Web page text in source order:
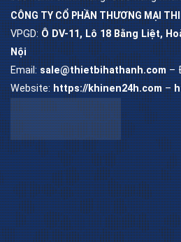
CÔNG TY CỔ PHẦN THƯƠNG MẠI
VPGD: Ô DV-11, Lô 18 Bằng Liệt,
Nội
Email:sale@thietbihathanh.com–
Website: https://khinen24h.com–
Máy
nén
khí
trục
vít
Máy
nén
khí
piston
Máy
sấy
Bình
chứa
nén
Bộ
lọc
khí
nén
Dầu
máy
nén
khí
Lọc
dầu
máy
trục
vít
Lọc
khí
trục
vít
Lọc
tách
máy
trục
vít
Van
khí
nén